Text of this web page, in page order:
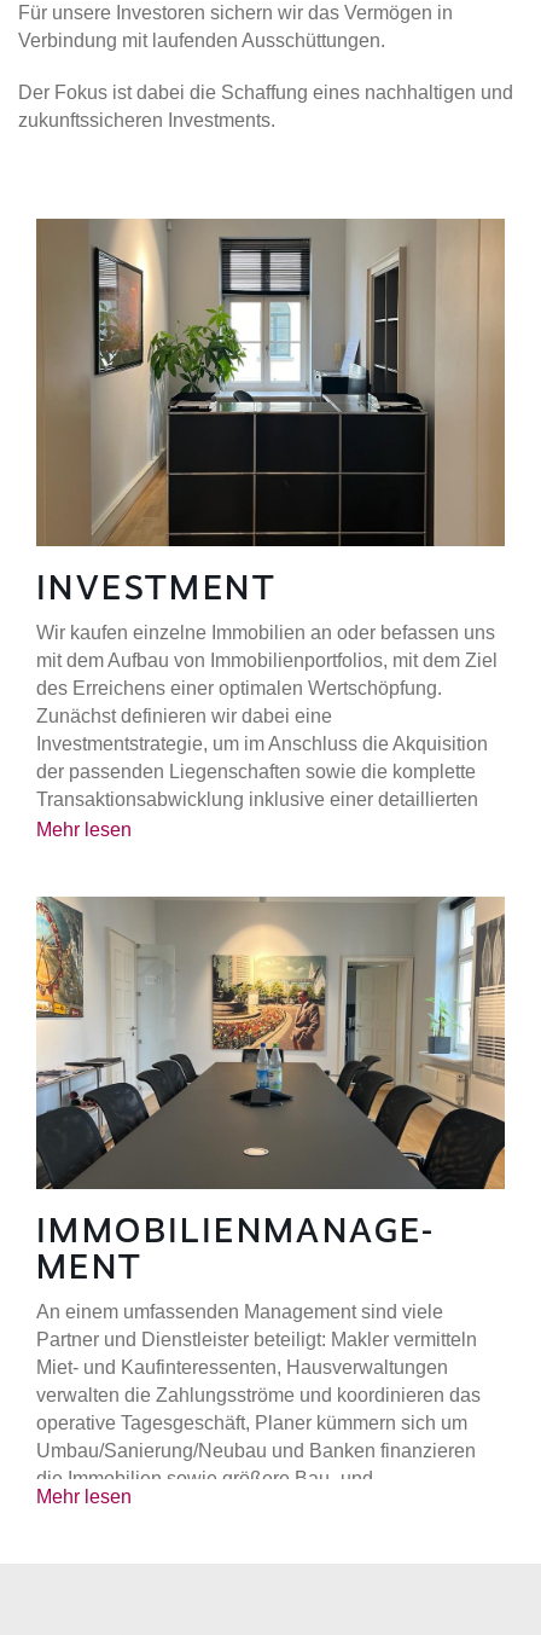
Für unsere Investoren sichern wir das Vermögen in
Verbindung mit laufenden Ausschüttungen.
Der Fokus ist dabei die Schaffung eines nachhaltigen und
zukunftssicheren Investments.
INVEST­MENT
Wir kaufen einzelne Immobilien an oder befassen uns
mit dem Aufbau von Immobilienportfolios, mit dem Ziel
des Erreichens einer optimalen Wertschöpfung.
Zunächst definieren wir dabei eine
Investmentstrategie, um im Anschluss die Akquisition
der passenden Liegenschaften sowie die komplette
Transaktionsabwicklung inklusive einer detaillierten
Ankaufprüfung (Due Diligence) in Zusammenarbeit mit
Investmentrisiken.
Die Investments werden mit unseren Partnern
(Investoren) auf Basis von gemeinsam definierten
Risiko- und Renditevorstellungen erworben. Zudem
bieten wir auch Eigenkapitalbeteiligen an unseren
Immobilien, Immobilienportfolios oder
Projektentwicklungen an.
In Abhängigkeit von unserer Businessplan-Strategie
werden die Immobilien langfristig im Bestand gehalten
veräußert.
Mehr lesen
IMMO­BILIEN­MANAGE­
MENT
An einem umfassenden Management sind viele
Partner und Dienstleister beteiligt: Makler vermitteln
Miet- und Kaufinteressenten, Hausverwaltungen
verwalten die Zahlungsströme und koordinieren das
operative Tagesgeschäft, Planer kümmern sich um
Umbau/Sanierung/Neubau und Banken finanzieren
die Immobilien sowie größere Bau- und
Modernisierungsmaßnahmen.
Mehr lesen